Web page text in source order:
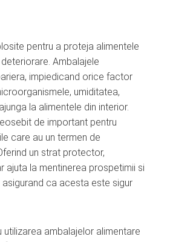
pentru a proteja alimentele
Ambalajele
impiedicand orice factor
umiditatea,
la alimentele din interior.
de important pentru
care au un termen de
un strat protector,
ajuta la mentinerea prospetimii si
asigurand ca acesta este sigur
utilizarea ambalajelor alimentare